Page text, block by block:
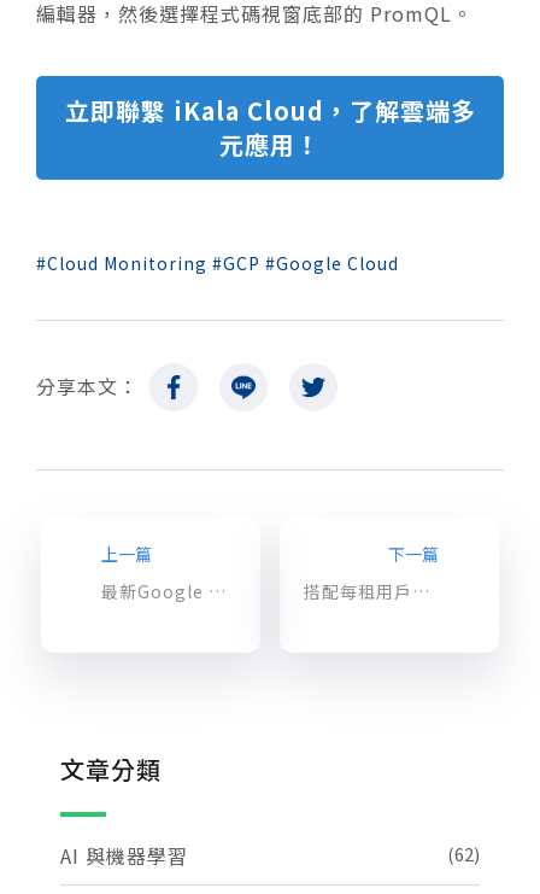
編輯器，然後選擇程式碼視窗底部的 PromQL。
立即聯繫 iKala Cloud，了解雲端多
元應用！
Cloud Monitoring GCP Google Cloud
分享本文：
上一篇
最新Google gemma基於Gemini的AI模型，可支援 Vertex AI 和 GKE！
下一篇
搭配每租用戶策略儲存，使用 Amazon Verified Permissions 的 SaaS 存取控制
文章分類
AI 與機器學習 (62)